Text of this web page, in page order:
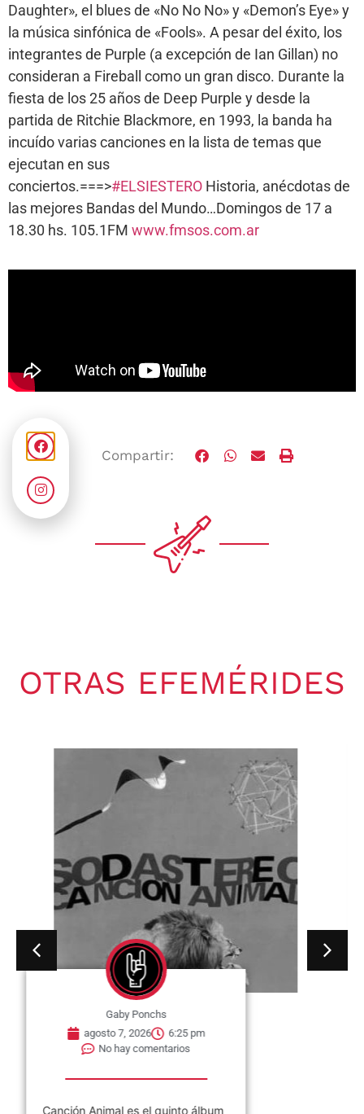
Daughter», el blues de «No No No» y «Demon’s Eye» y
la música sinfónica de «Fools». A pesar del éxito, los
integrantes de Purple (a excepción de Ian Gillan) no
consideran a Fireball como un gran disco. Durante la
fiesta de los 25 años de Deep Purple y desde la
partida de Ritchie Blackmore, en 1993, la banda ha
incuído varias canciones en la lista de temas que
ejecutan en sus
conciertos.===>#ELSIESTERO Historia, anécdotas de
las mejores Bandas del Mundo…Domingos de 17 a
18.30 hs. 105.1FM www.fmsos.com.ar
Compartir:
OTRAS EFEMÉRIDES
Gaby Ponchs
agosto 7, 2026
07 de agosto de 1964. Se publica
en Estados Unidos, el single «I